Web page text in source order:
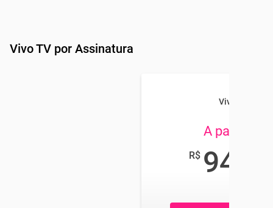
Vivo TV por Assinatura
Vivo TV
A partir de
R$ 94